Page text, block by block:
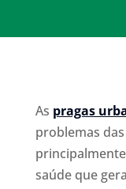
As pragas
problemas
saúde que